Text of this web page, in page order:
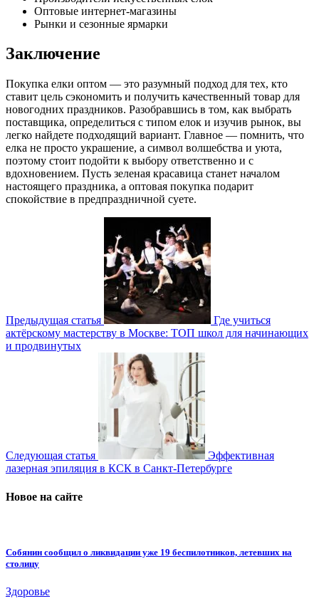
Оптовые интернет-магазины
Рынки и сезонные ярмарки
Заключение
Покупка елки оптом — это разумный подход для тех, кто
ставит цель сэкономить и получить качественный товар для
новогодних праздников. Разобравшись в том, как выбрать
поставщика, определиться с типом елок и изучив рынок, вы
легко найдете подходящий вариант. Главное — помнить, что
елка не просто украшение, а символ волшебства и уюта,
поэтому стоит подойти к выбору ответственно и с
вдохновением. Пусть зеленая красавица станет началом
настоящего праздника, а оптовая покупка подарит
спокойствие в предпраздничной суете.
Предыдущая статья
Где учиться
актёрскому мастерству в Москве: ТОП школ для начинающих
и продвинутых
Следующая статья
Эффективная
лазерная эпиляция в КСК в Санкт-Петербурге
Новое на сайте
Собянин сообщил о ликвидации уже 19 беспилотников, летевших на
столицу
Здоровье